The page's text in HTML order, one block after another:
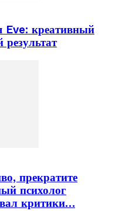
Eve: креативный
прекратите
психолог
критики…